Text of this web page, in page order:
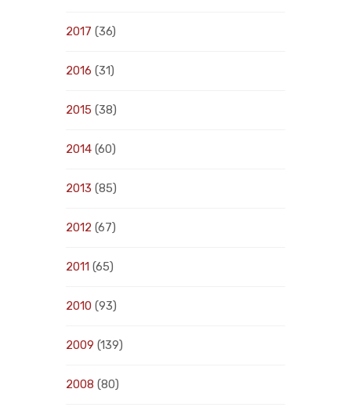
2017 (36)
2016 (31)
2015 (38)
2014 (60)
2013 (85)
2012 (67)
2011 (65)
2010 (93)
2009 (139)
2008 (80)